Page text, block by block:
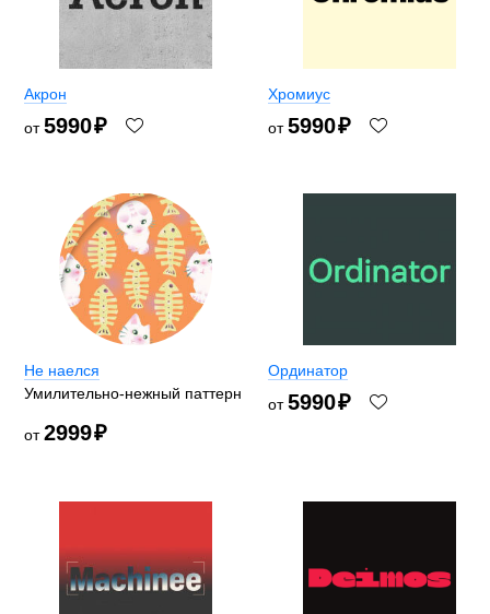
Акрон
от5990₽
Хромиус
от5990₽
Не наелся
Умилительно-нежный паттерн
от2999₽
Ординатор
от5990₽